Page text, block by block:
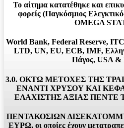
Το αίτημα κατατέθηκε και
φορείς (Παγκόσμιος
OMEGA
World Bank, Federal Reserve,
LTD, UN, EU, ECB, IMF,
Πάγος, USA &
3.0. ΟΚΤΩ ΜΕΤΟΧΕΣ ΤΗΣ
ΕΝΑΝΤΙ ΧΡΥΣΟΥ ΚΑΙ
ΕΛΑΧΙΣΤΗΣ ΑΞΙΑΣ ΠΕΝΤΕ
ΠΕΝΤΑΚΟΣΙΩΝ
ΕΥΡΩ, οι οποίες έχουν